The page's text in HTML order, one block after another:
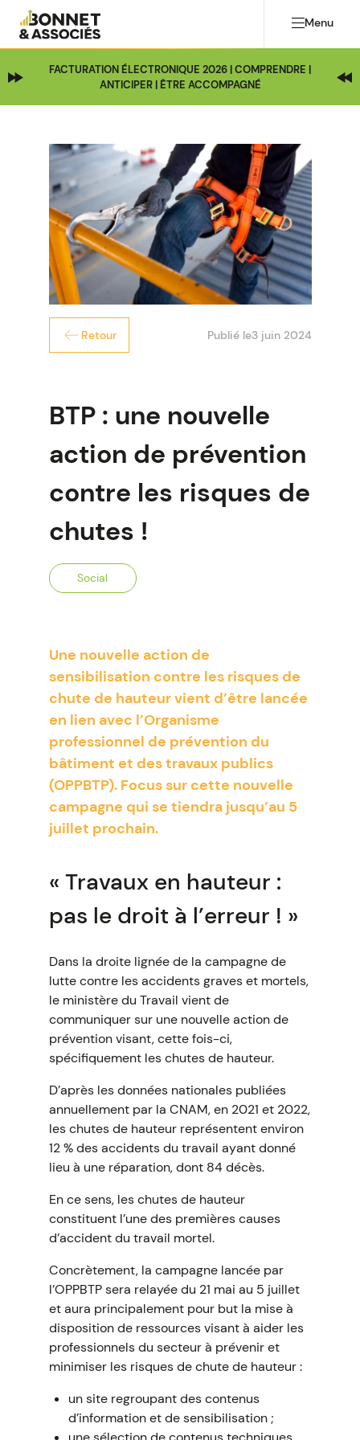
Menu
FACTURATION ÉLECTRONIQUE 2026 | COMPRENDRE |
ANTICIPER | ÊTRE ACCOMPAGNÉ
Retour Publié le3 juin 2024
BTP : une nouvelle
action de prévention
contre les risques de
chutes !
Social
Une nouvelle action de
sensibilisation contre les risques de
chute de hauteur vient d’être lancée
en lien avec l’Organisme
professionnel de prévention du
bâtiment et des travaux publics
(OPPBTP). Focus sur cette nouvelle
campagne qui se tiendra jusqu’au 5
juillet prochain.
« Travaux en hauteur :
pas le droit à l’erreur ! »
Dans la droite lignée de la campagne de
lutte contre les accidents graves et mortels,
le ministère du Travail vient de
communiquer sur une nouvelle action de
prévention visant, cette fois-ci,
spécifiquement les chutes de hauteur.
D’après les données nationales publiées
annuellement par la CNAM, en 2021 et 2022,
les chutes de hauteur représentent environ
12 % des accidents du travail ayant donné
lieu à une réparation, dont 84 décès.
En ce sens, les chutes de hauteur
constituent l’une des premières causes
d’accident du travail mortel.
Concrètement, la campagne lancée par
l’OPPBTP sera relayée du 21 mai au 5 juillet
et aura principalement pour but la mise à
disposition de ressources visant à aider les
professionnels du secteur à prévenir et
minimiser les risques de chute de hauteur :
un site regroupant des contenus
d’information et de sensibilisation ;